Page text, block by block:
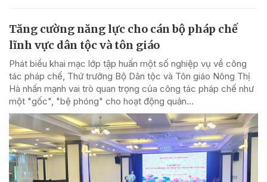
Tăng cường năng lực cho cán bộ pháp chế
lĩnh vực dân tộc và tôn giáo
Phát biểu khai mạc lớp tập huấn một số nghiệp vụ về công
tác pháp chế, Thứ trưởng Bộ Dân tộc và Tôn giáo Nông Thị
Hà nhấn mạnh vai trò quan trọng của công tác pháp chế như
một "gốc", "bệ phóng" cho hoạt động quản...